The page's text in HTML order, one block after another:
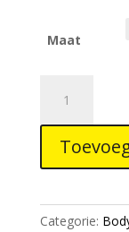
Maat
Designs
Body
Protector
Categorie: